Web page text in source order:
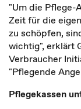
"Um die Pflege-
Zeit für die
zu schöpfen,
wichtig", erklärt
Verbraucher
"Pflegende
Pflegekassen